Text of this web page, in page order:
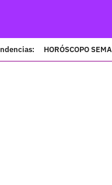
HORÓSCOPO